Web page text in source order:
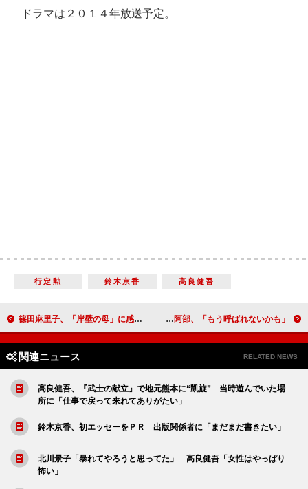
ドラマは２０１４年放送予定。
行定勲 鈴木京香 高良健吾
篠田麻里子、「岸壁の母」に感激 二葉百合子が一夜限りの復活 阿部寛＆安藤サクラ、ブルーリボン賞で“迷”司会 かみまくりの阿部、「もう呼ばれないかも」
関連ニュース RELATED NEWS
高良健吾、『武士の献立』で地元熊本に“凱旋” 当時遊んでいた場
所に「仕事で戻って来れてありがたい」
鈴木京香、初エッセーをＰＲ 出版関係者に「まだまだ書きたい」
北川景子「暴れてやろうと思ってた」 高良健吾「女性はやっぱり
怖い」